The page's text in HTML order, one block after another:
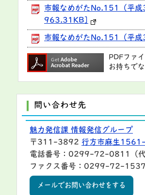
市報なめがたNo.151（平成
963.31KB]
市報なめがたNo.151（平
PDFファ
お持ちで
問い合わせ先
魅力発信課 情報発信グループ
〒311-3892 行方市麻生
電話番号：0299-72-0811（代
ファクス番号：0299-72-1537
メールでお問い合わせをする